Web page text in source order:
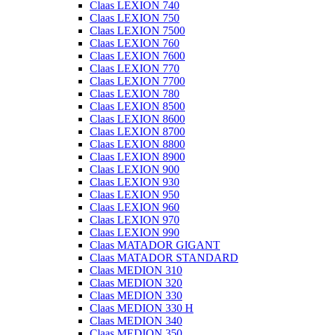
Claas LEXION 740
Claas LEXION 750
Claas LEXION 7500
Claas LEXION 760
Claas LEXION 7600
Claas LEXION 770
Claas LEXION 7700
Claas LEXION 780
Claas LEXION 8500
Claas LEXION 8600
Claas LEXION 8700
Claas LEXION 8800
Claas LEXION 8900
Claas LEXION 900
Claas LEXION 930
Claas LEXION 950
Claas LEXION 960
Claas LEXION 970
Claas LEXION 990
Claas MATADOR GIGANT
Claas MATADOR STANDARD
Claas MEDION 310
Claas MEDION 320
Claas MEDION 330
Claas MEDION 330 H
Claas MEDION 340